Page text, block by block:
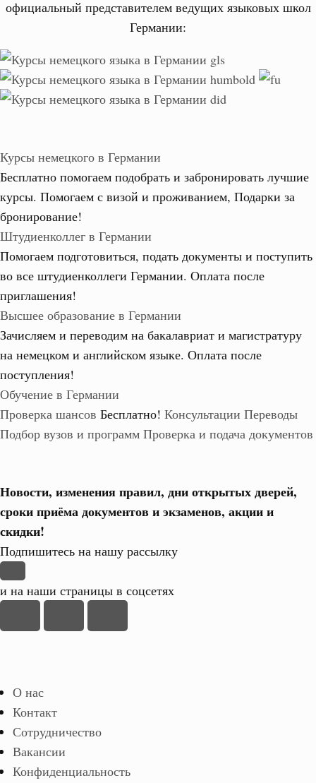
официальный представителем ведущих языковых школ
Германии:
Курсы немецкого в Германии
Бесплатно помогаем подобрать и забронировать лучшие
курсы. Помогаем с визой и проживанием, Подарки за
бронирование!
Штудиенколлег в Германии
Помогаем подготовиться, подать документы и поступить
во все штудиенколлеги Германии. Оплата после
приглашения!
Высшее образование в Германии
Зачисляем и переводим на бакалавриат и магистратуру
на немецком и английском языке. Оплата после
поступления!
Обучение в Германии
Проверка шансов Бесплатно! Консультации Переводы
Подбор вузов и программ Проверка и подача документов
Новости, изменения правил, дни открытых дверей,
сроки приёма документов и экзаменов, акции и
скидки!
Подпишитесь на нашу рассылку
и на наши страницы в соцсетях
О нас
Контакт
Сотрудничество
Вакансии
Конфиденциальность